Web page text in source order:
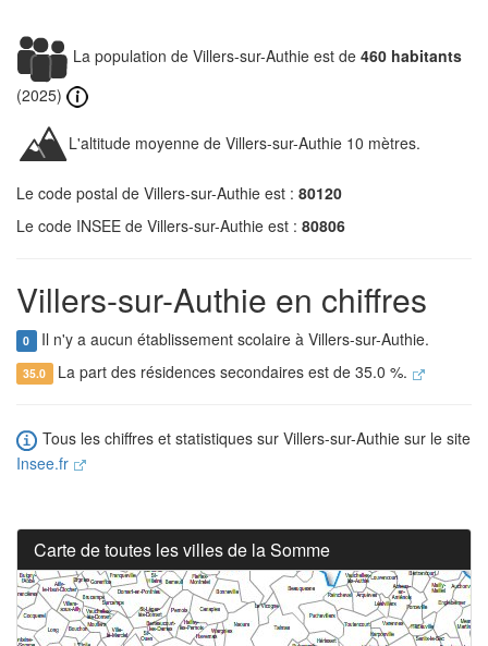
La population de Villers-sur-Authie est de 460 habitants
(2025)
L'altitude moyenne de Villers-sur-Authie 10 mètres.
Le code postal de Villers-sur-Authie est : 80120
Le code INSEE de Villers-sur-Authie est : 80806
Villers-sur-Authie en chiffres
0 Il n'y a aucun établissement scolaire à Villers-sur-Authie.
35.0 La part des résidences secondaires est de 35.0 %.
Tous les chiffres et statistiques sur Villers-sur-Authie sur le site
Insee.fr
Carte de toutes les villes de la Somme